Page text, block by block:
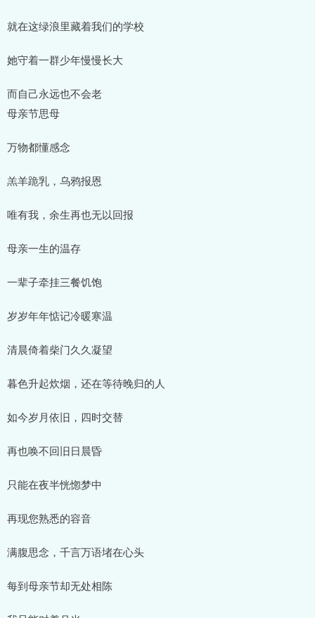
就在这绿浪里藏着我们的学校
她守着一群少年慢慢长大
而自己永远也不会老
母亲节思母
万物都懂感念
羔羊跪乳，乌鸦报恩
唯有我，余生再也无以回报
母亲一生的温存
一辈子牵挂三餐饥饱
岁岁年年惦记冷暖寒温
清晨倚着柴门久久凝望
暮色升起炊烟，还在等待晚归的人
如今岁月依旧，四时交替
再也唤不回旧日晨昏
只能在夜半恍惚梦中
再现您熟悉的容音
满腹思念，千言万语堵在心头
每到母亲节却无处相陈